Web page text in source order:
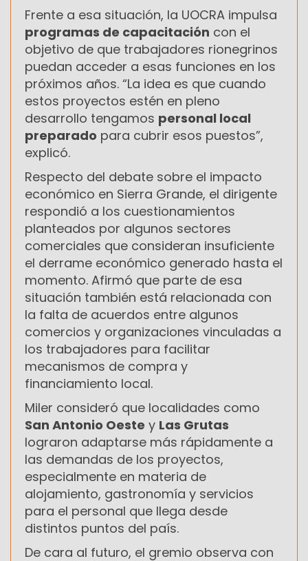
Frente a esa situación, la UOCRA impulsa
programas de capacitación con el
objetivo de que trabajadores rionegrinos
puedan acceder a esas funciones en los
próximos años. “La idea es que cuando
estos proyectos estén en pleno
desarrollo tengamos personal local
preparado para cubrir esos puestos”,
explicó.
Respecto del debate sobre el impacto
económico en Sierra Grande, el dirigente
respondió a los cuestionamientos
planteados por algunos sectores
comerciales que consideran insuficiente
el derrame económico generado hasta el
momento. Afirmó que parte de esa
situación también está relacionada con
la falta de acuerdos entre algunos
comercios y organizaciones vinculadas a
los trabajadores para facilitar
mecanismos de compra y
financiamiento local.
Miler consideró que localidades como
San Antonio Oeste y Las Grutas
lograron adaptarse más rápidamente a
las demandas de los proyectos,
especialmente en materia de
alojamiento, gastronomía y servicios
para el personal que llega desde
distintos puntos del país.
De cara al futuro, el gremio observa con